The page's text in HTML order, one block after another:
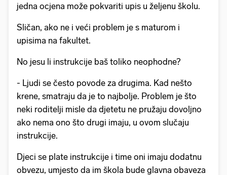
jedna ocjena može pokvariti upis u željenu školu.
Sličan, ako ne i veći problem je s maturom i
upisima na fakultet.
No jesu li instrukcije baš toliko neophodne?
- Ljudi se često povode za drugima. Kad nešto
krene, smatraju da je to najbolje. Problem je što
neki roditelji misle da djetetu ne pružaju dovoljno
ako nema ono što drugi imaju, u ovom slučaju
instrukcije.
Djeci se plate instrukcije i time oni imaju dodatnu
obvezu, umjesto da im škola bude glavna obaveza